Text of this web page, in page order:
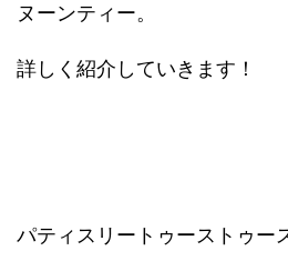
ヌーンティー。
詳しく紹介していきます！
パティスリートゥーストゥー